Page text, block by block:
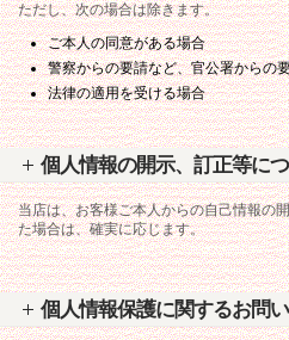
ただし、次の場合は除きます。
ご本人の同意がある場合
警察からの要請など、官公署からの
法律の適用を受ける場合
個人情報の開示、訂正等に
当店は、お客様ご本人からの自己情報の
た場合は、確実に応じます。
個人情報保護に関するお問